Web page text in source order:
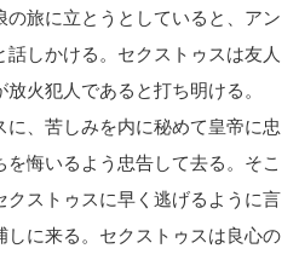
の旅に立とうとしていると、アン
しかける。セクストゥスは友人
火犯人であると打ち明ける。
、苦しみを内に秘めて皇帝に忠
悔いるよう忠告して去る。そこ
クストゥスに早く逃げるように言
しに来る。セクストゥスは良心の